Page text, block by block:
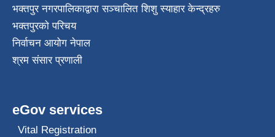
भक्तपुर नगरपालिकाद्वारा सञ्चालित शिशु स्याहार केन्द्रहरु
भक्तपुरकाे परिचय
निर्वाचन आयोग नेपाल
श्रम संसार प्रणाली
eGov services
Vital Registration